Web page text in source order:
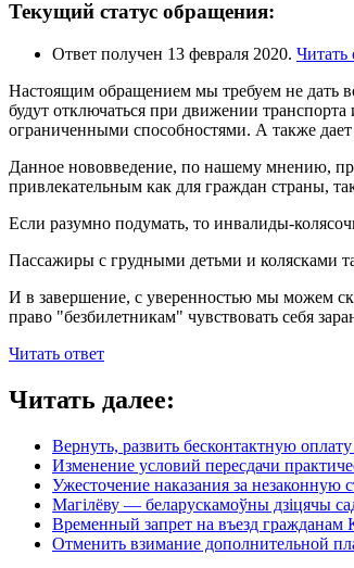
Текущий статус обращения:
Ответ получен 13 февраля 2020. Читать
Настоящим обращением мы требуем не дать
будут отключаться при движении
ограниченными способностями. А также
Данное нововведение, по нашему мнению,
привлекательным как для граждан страны,
Если разумно подумать, то инвалиды-
Пассажиры с грудными детьми и колясками
И в завершение, с уверенностью мы можем
право "безбилетникам" чувствовать себя
Читать ответ
Читать далее:
Вернуть, развить бесконтактную
Изменение условий пересдачи
Ужесточение наказания за незаконную
Магілёву — беларускамоўны дзіцячы
Временный запрет на въезд гражданам
Отменить взимание дополнительной